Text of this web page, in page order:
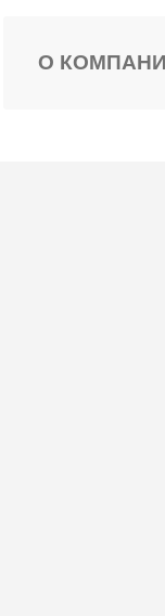
О